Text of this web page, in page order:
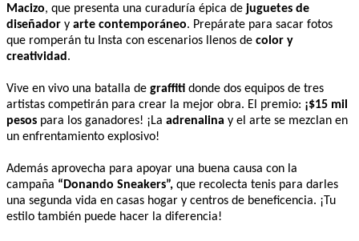
Macizo, que presenta una curaduría épica de juguetes de
diseñador y arte contemporáneo. Prepárate para sacar fotos
que romperán tu Insta con escenarios llenos de color y
creatividad .
Vive en vivo una batalla de graffiti donde dos equipos de tres
artistas competirán para crear la mejor obra. El premio: ¡$15 mil
pesos para los ganadores! ¡La adrenalina y el arte se mezclan en
un enfrentamiento explosivo!
Además aprovecha para apoyar una buena causa con la
campaña “Donando Sneakers”, que recolecta tenis para darles
una segunda vida en casas hogar y centros de beneficencia. ¡Tu
estilo también puede hacer la diferencia!